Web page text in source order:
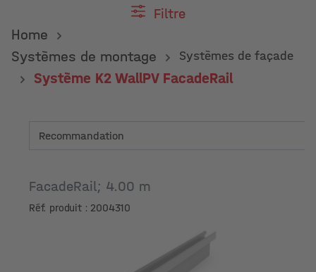
Filtre
Home
Systèmes de montage
Systèmes de façade
Système K2 WallPV FacadeRail
FacadeRail; 4.00 m
Réf. produit : 2004310